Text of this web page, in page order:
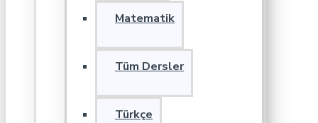
Matematik
Tüm Dersler
Türkçe